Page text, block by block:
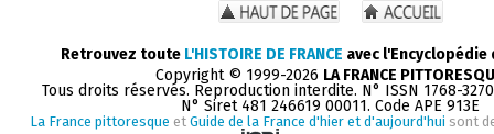
Retrouvez toute L'HISTOIRE DE FRANCE avec
Copyright © 1999-2026 LA FRANCE
Tous droits réservés. Reproduction interdite. N° ISSN 1768-
N° Siret 481 246619 00011. Code APE 913E
La France pittoresque et Guide de la France d'hier et d'aujourd'hui sont